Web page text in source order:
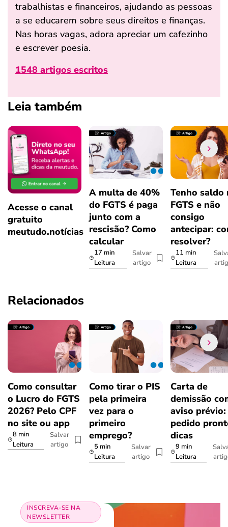
trabalhistas e financeiros, ajudando as pessoas
a se educarem sobre seus direitos e finanças.
Nas horas vagas, adora apreciar um cafezinho
e escrever poesia.
1548 artigos escritos
Leia também
Acesse o canal
gratuito
meutudo.notícias
A multa de 40%
do FGTS é paga
junto com a
rescisão? Como
calcular
17 min
Leitura
Salvar
artigo
Tenho saldo
FGTS e não
consigo
antecipar:
resolver?
11 min
Leitura
Relacionados
Como consultar
o Lucro do FGTS
2026? Pelo CPF
no site ou app
8 min
Leitura
Salvar
artigo
Como tirar o PIS
pela primeira
vez para o
primeiro
emprego?
5 min
Leitura
Salvar
artigo
Carta de
demissão
aviso prévio:
pedido
dicas
9 min
Leitura
INSCREVA-SE NA
NEWSLETTER